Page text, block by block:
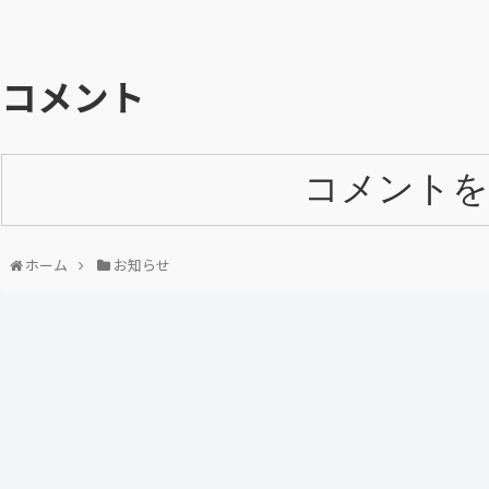
コメント
コメント
ホーム お知らせ